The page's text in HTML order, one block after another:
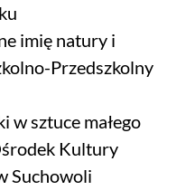
imię natury i
Przedszkolny
w sztuce małego
Kultury
Suchowoli